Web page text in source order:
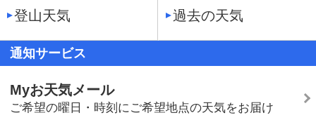
登山天気 過去の天気
通知サービス
Myお天気メール
ご希望の曜日・時刻にご希望地点の天気をお届け